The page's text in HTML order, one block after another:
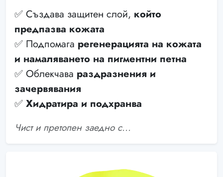
✅ Създава защитен слой, който
предпазва кожата
✅ Подпомага регенерацията на кожата
и намаляването на пигментни петна
✅ Облекчава раздразнения и
зачервявания
✅ Хидратира и подхранва
Чист и претопен заедно с...